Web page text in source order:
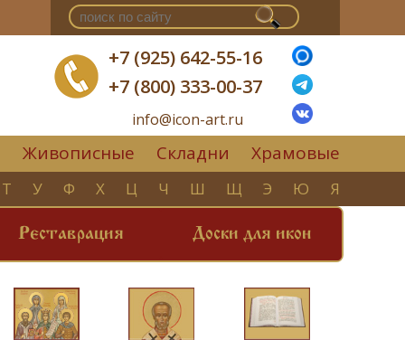
+7 (925) 642-55-16
+7 (800) 333-00-37
info@icon-art.ru
Живописные Складни Храмовые
Т У Ф Х Ц Ч Ш Щ Э Ю Я
Реставрация Доски для икон